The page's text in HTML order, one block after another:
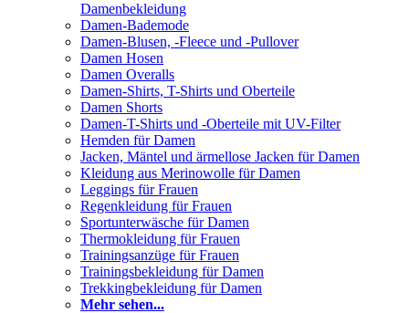
Damenbekleidung
Damen-Bademode
Damen-Blusen, -Fleece und -Pullover
Damen Hosen
Damen Overalls
Damen-Shirts, T-Shirts und Oberteile
Damen Shorts
Damen-T-Shirts und -Oberteile mit UV-Filter
Hemden für Damen
Jacken, Mäntel und ärmellose Jacken für Damen
Kleidung aus Merinowolle für Damen
Leggings für Frauen
Regenkleidung für Frauen
Sportunterwäsche für Damen
Thermokleidung für Frauen
Trainingsanzüge für Frauen
Trainingsbekleidung für Damen
Trekkingbekleidung für Damen
Mehr sehen...